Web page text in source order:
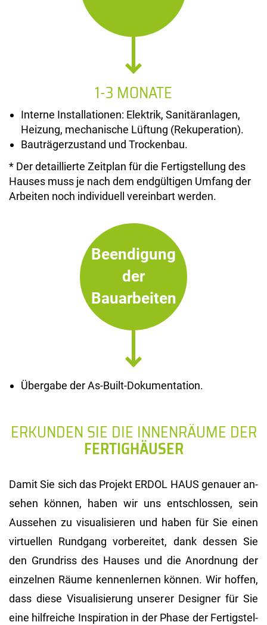
1-3 MONATE
Interne Installationen: Elektrik, Sanitäranlagen,
Heizung, mechanische Lüftung (Rekuperation).
Bauträgerzustand und Trockenbau.
* Der detaillierte Zeitplan für die Fertigstellung des
Hauses muss je nach dem endgültigen Umfang der
Arbeiten noch individuell vereinbart werden.
Beendigung
der
Bauarbeiten
Übergabe der As-Built-Dokumentation.
ERKUNDEN SIE DIE INNENRÄUME DER
FERTIGHÄUSER
Damit Sie sich das Pro­jekt ERDOL HAUS ge­nau­er an­
se­hen kön­nen, haben wir uns ent­schlos­sen, sein
Aus­se­hen zu vi­sua­li­sie­ren und haben für Sie einen
vir­tu­el­len Rund­gang vor­be­rei­tet, dank des­sen Sie
den Grund­riss des Hau­ses und die An­ord­nung der
ein­zel­nen Räume ken­nen­ler­nen kön­nen. Wir hof­fen,
dass diese Vi­sua­li­sie­rung un­se­rer De­si­gner für Sie
eine hilf­rei­che In­spi­ra­ti­on in der Phase der Fer­tig­stel­